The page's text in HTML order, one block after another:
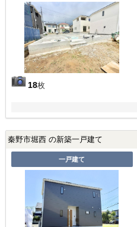
18枚
秦野市堀西 の新築一戸建て
一戸建て